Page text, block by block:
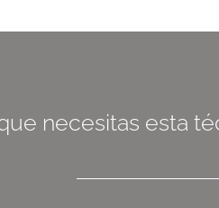
necesitas esta